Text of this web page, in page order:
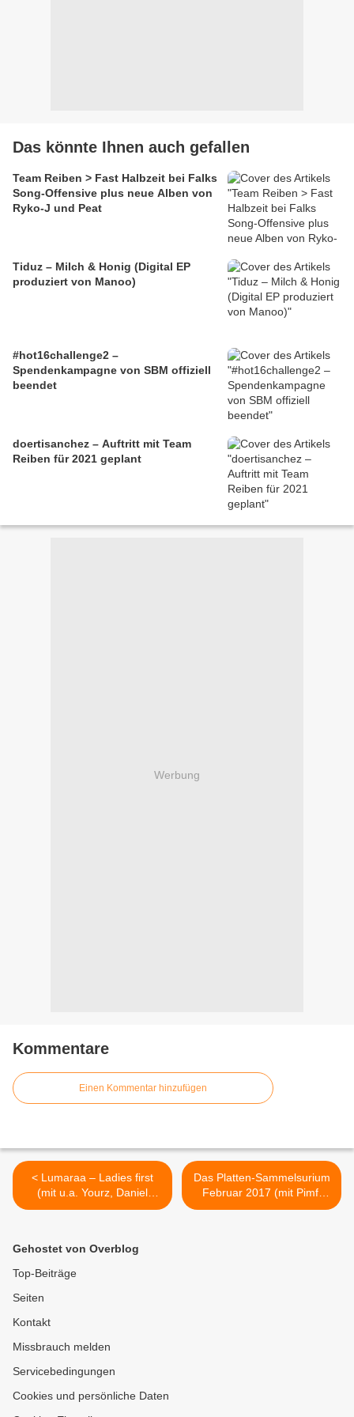
Das könnte Ihnen auch gefallen
Team Reiben > Fast Halbzeit bei Falks
Song-Offensive plus neue Alben von
Ryko-J und Peat
Tiduz – Milch & Honig (Digital EP
produziert von Manoo)
#hot16challenge2 –
Spendenkampagne von SBM offiziell
beendet
doertisanchez – Auftritt mit Team
Reiben für 2021 geplant
Werbung
Kommentare
Einen Kommentar hinzufügen
< Lumaraa – Ladies first
(mit u.a. Yourz, Daniel
Sluga und Olli Banjo)
Das Platten-Sammelsurium
Februar 2017 (mit Pimf,
Helge Schneider und
Gehostet von Overblog
Top-Beiträge
Seiten
Kontakt
Missbrauch melden
Servicebedingungen
Cookies und persönliche Daten